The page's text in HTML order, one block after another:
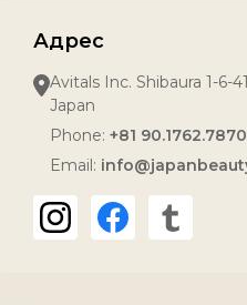
Адрес
Avitals Inc. Shibaura 1-6-
Japan
Phone: +81 90.1762.7870
Email: